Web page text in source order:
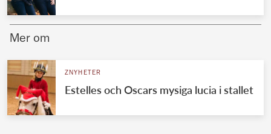
Mer om
ZNYHETER
Estelles och Oscars mysiga lucia i stallet